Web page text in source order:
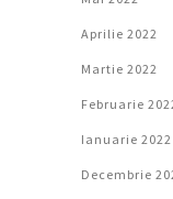
Aprilie 2022
Martie 2022
Februarie
Ianuarie 2022
Decembrie